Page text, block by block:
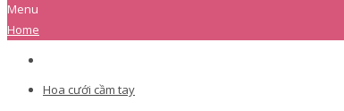
Menu
Home
Hoa cưới cầm tay